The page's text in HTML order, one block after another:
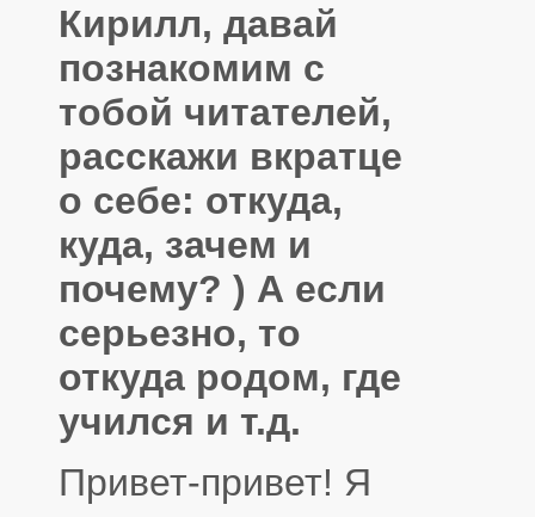
Кирилл, давай
познакомим с
тобой читателей,
расскажи вкратце
о себе: откуда,
куда, зачем и
почему? ) А если
серьезно, то
откуда родом, где
учился и т.д.
Привет-привет! Я